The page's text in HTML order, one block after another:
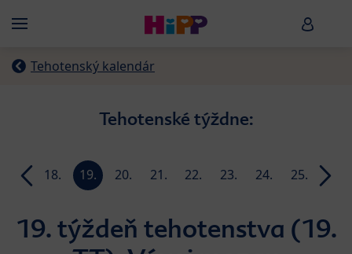
Menü HiPP
Tehotenský kalendár
Tehotenské týždne:
17.
18.
19.
20.
21.
22.
23.
24.
25.
26.
19. týždeň tehotenstva (19.